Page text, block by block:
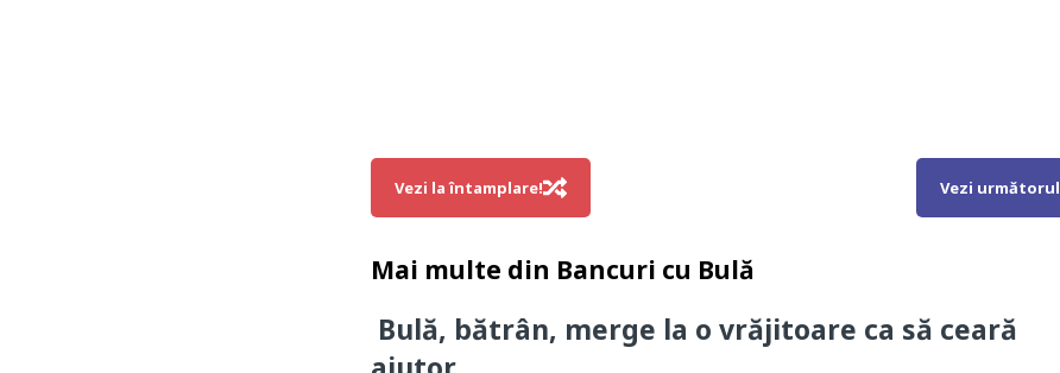
Vezi la întamplare! Vezi următorul
Mai multe din Bancuri cu Bulă
Bulă, bătrân, merge la o vrăjitoare ca să ceară